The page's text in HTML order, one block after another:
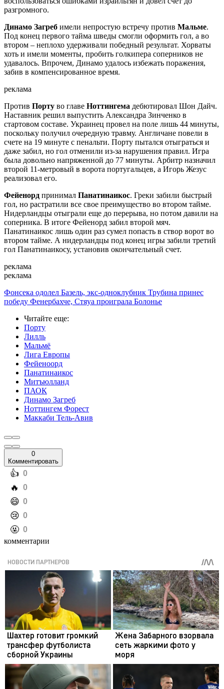
разгромного.
Динамо Загреб имели непростую встречу против Мальме.
Под конец первого тайма шведы смогли оформить гол, а во
втором – неплохо удерживали победный результат. Хорваты
хоть и имели моменты, пробить голкипера соперников не
удавалось. Впрочем, Динамо удалось избежать поражения,
забив в компенсированное время.
реклама
Против Порту во главе Ноттингема дебютировал Шон Дайч.
Наставник решил выпустить Александра Зинченко в
стартовом составе. Украинец провел на поле лишь 44 минуты,
поскольку получил очередную травму. Англичане повели в
счете на 19 минуте с пенальти. Порту пытался отыграться и
даже забил, но гол отменили из-за нарушения правил. Игра
была довольно напряженной до 77 минуты. Арбитр назначил
второй 11-метровый в ворота португальцев, а Игорь Жезус
реализовал его.
Фейенорд принимал Панатинаикос. Греки забили быстрый
гол, но растратили все свое преимущество во втором тайме.
Нидерландцы отыграли еще до перерыва, но потом давили на
соперника. В итоге Фейенорд забил второй мяч.
Панатинаикос лишь один раз сумел попасть в створ ворот во
втором тайме. А нидерландцы под конец игры забили третий
гол Панатинаикосу, установив окончательный счет.
реклама
реклама
Фонсека одолел Базель, экс-одноклубник Трубина принес
победу Фенербахче, Стяуа проиграла Болонье
Читайте еще:
Порту
Лилль
Мальмё
Лига Европы
Фейеноорд
Панатинаикос
Митъюлланд
ПАОК
Динамо Загреб
Ноттингем Форест
Маккаби Тель-Авив
0
Комментировать
️👍 0
️🔥 0
️😄 0
️😢 0
️🤬 0
комментарии